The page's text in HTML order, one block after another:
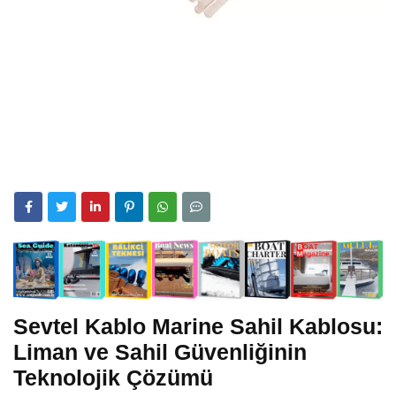
Sevtel Kablo Marine Sahil Kablosu:
Liman ve Sahil Güvenliğinin
Teknolojik Çözümü